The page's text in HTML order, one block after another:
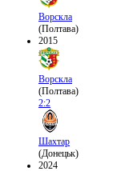
Ворскла
(Полтава)
2015
Ворскла
(Полтава)
2:2
Шахтар
(Донецьк)
2024